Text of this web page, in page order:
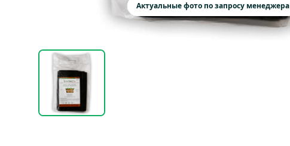
Актуальные фото по запросу менеджера